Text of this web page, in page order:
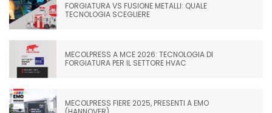
FORGIATURA VS FUSIONE METALLI: QUALE
TECNOLOGIA SCEGLIERE
MECOLPRESS A MCE 2026: TECNOLOGIA DI
FORGIATURA PER IL SETTORE HVAC
MECOLPRESS FIERE 2025, PRESENTI A EMO